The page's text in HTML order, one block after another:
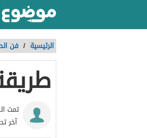
الرئيسية / فن
تمت
آخر